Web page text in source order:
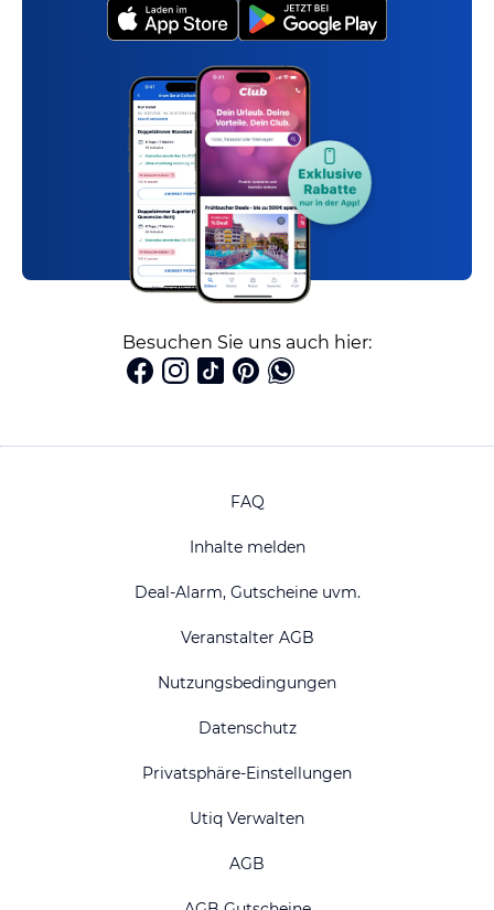
Besuchen Sie uns auch hier:
FAQ
Inhalte melden
Deal-Alarm, Gutscheine uvm.
Veranstalter AGB
Nutzungsbedingungen
Datenschutz
Privatsphäre-Einstellungen
Utiq Verwalten
AGB